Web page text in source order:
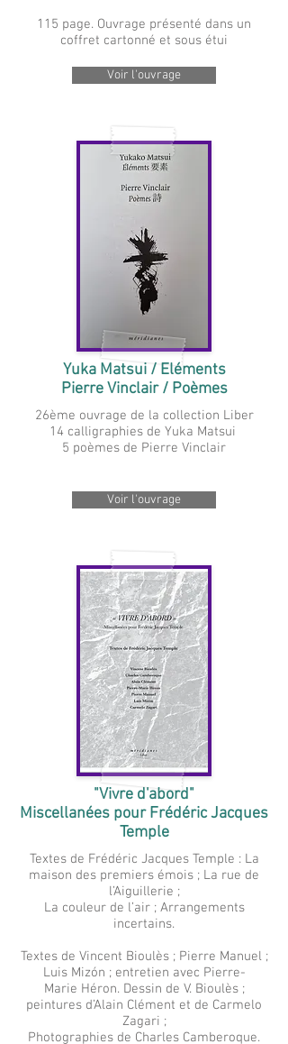
115 page. Ouvrage présenté dans un
coffret cartonné et sous étui
Voir l'ouvrage
Yuka Matsui / Eléments
Pierre Vinclair / Poèmes
26ème ouvrage de la collection Liber
14 calligraphies de Yuka Matsui
5 poèmes de Pierre Vinclair
Voir l'ouvrage
"Vivre d'abord"
Miscellanées pour Frédéric Jacques
Temple
Textes de Frédéric Jacques Temple : La
maison des premiers émois ; La rue de
l’Aiguillerie ;
La couleur de l’air ; Arrangements
incertains.
Textes de Vincent Bioulès ; Pierre Manuel ;
Luis Mizón ; entretien avec Pierre-
Marie Héron. Dessin de V. Bioulès ;
peintures d’Alain Clément et de Carmelo
Zagari ;
Photographies de Charles Camberoque.